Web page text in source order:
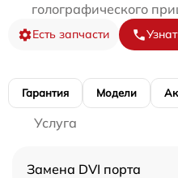
голографического
Есть запчасти
Гарантия Модели
Услуга
Замена DVI порта